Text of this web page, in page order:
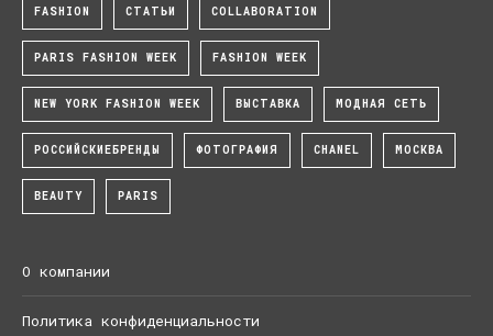
FASHION СТАТЬИ COLLABORATION
PARIS FASHION WEEK FASHION WEEK
NEW YORK FASHION WEEK ВЫСТАВКА МОДНАЯ СЕТЬ
РОССИЙСКИЕБРЕНДЫ ФОТОГРАФИЯ CHANEL МОСКВА
BEAUTY PARIS
О компании
Политика конфиденциальности